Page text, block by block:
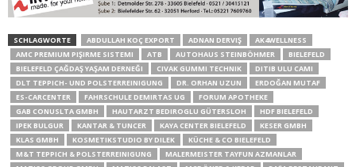
SCHLAGWORTE ABDULLAH KOÇ EXPORT ADNAN DERVIŞ
AK4WELLNESS
AMC PREMIUM PIŞIRME SISTEMI
ATB AUTOHAUS STEINBÖHMER
BIELEFELD
BIELEFELD ÇAĞDAŞ YAŞAM DERNEĞI
CIVAK GUMMI TECHNIK
DITIB ULU CAMI
DLT TEPPICH- UND POLSTERREINIGUNG
DR. ORHAN UZUN
ERDOĞAN MUTAF
ES-CARCENTER
FAHRSCHULE DEMIRTAS UG
FORUM APOTHEKE
GAB CONUSLTA GMBH
HAUTARZT BEDIROGLU GÜTERSLOH
HDF BIELEFELD
IPEK BULGUR
KANTAR & TUNCER KAYA CENTER BIELEFELD
KESER GMBH
KLAS GMBH
KOSMETIKSTUDIO BY DILEK
KÜCHE & CO BIELEFELD
M&T TEPPICH & POLSTERREINIGUNG
MALERMEISTER TAYFUN AZMANLAR